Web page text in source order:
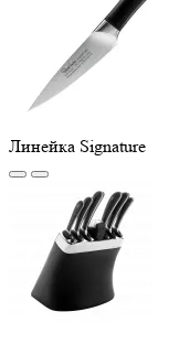
Линейка Signature